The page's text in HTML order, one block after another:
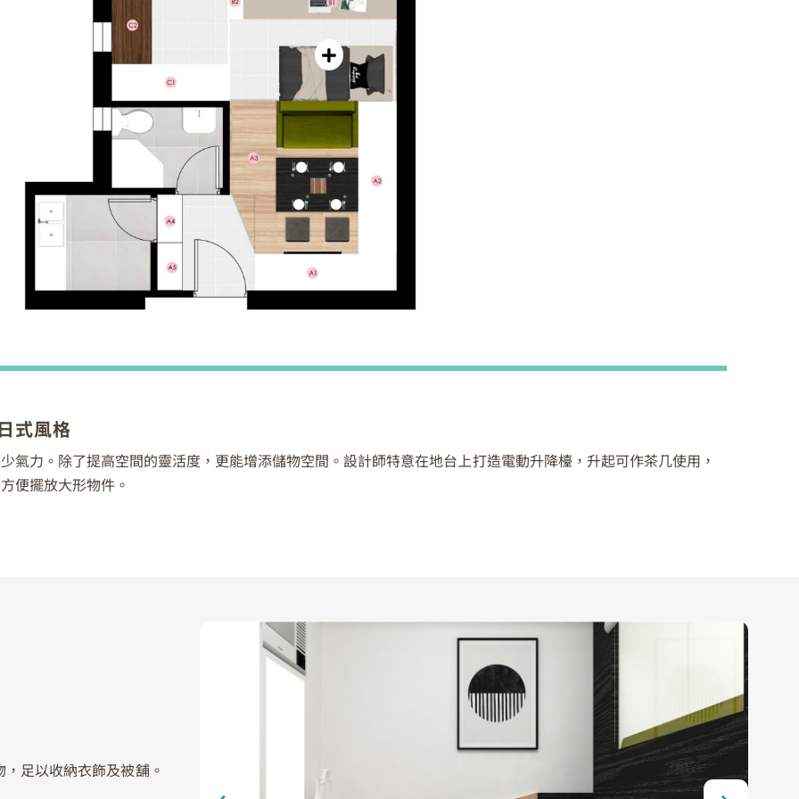
式風格
氣力。除了提高空間的靈活度，更能增添儲物空間。設計師特意在地台上打造電動升降檯，升起可作茶几使用，
便擺放大形物件。
足以收納衣飾及被舖。